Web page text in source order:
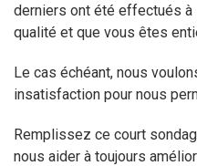
derniers ont été effectués à
qualité et que vous êtes
Le cas échéant, nous
insatisfaction pour nous
Remplissez ce court
nous aider à toujours